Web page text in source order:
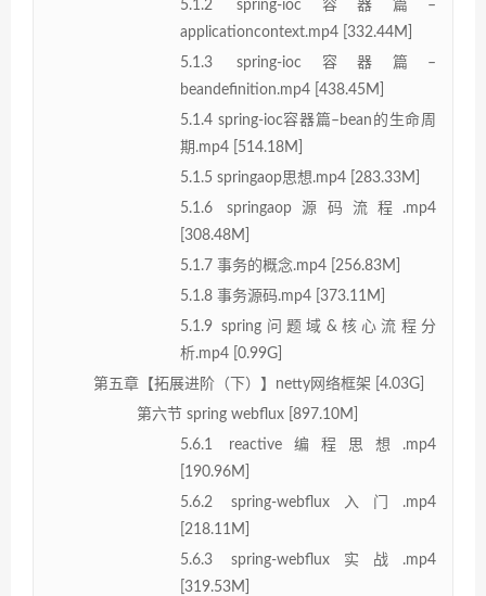
5.1.2 spring-ioc容器篇–
applicationcontext.mp4 [332.44M]
5.1.3 spring-ioc容器篇–
beandefinition.mp4 [438.45M]
5.1.4 spring-ioc容器篇–bean的生命周
期.mp4 [514.18M]
5.1.5 springaop思想.mp4 [283.33M]
5.1.6 springaop源码流程.mp4
[308.48M]
5.1.7 事务的概念.mp4 [256.83M]
5.1.8 事务源码.mp4 [373.11M]
5.1.9 spring问题域&核心流程分
析.mp4 [0.99G]
第五章【拓展进阶（下）】netty网络框架 [4.03G]
第六节 spring webflux [897.10M]
5.6.1 reactive编程思想.mp4
[190.96M]
5.6.2 spring-webflux入门.mp4
[218.11M]
5.6.3 spring-webflux实战.mp4
[319.53M]